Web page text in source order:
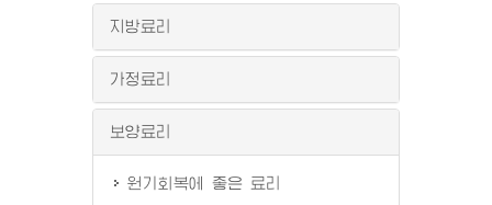
지방료리
가정료리
보양료리
원기회복에 좋은 료리